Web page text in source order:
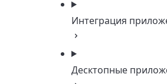
Интеграция
Десктопные